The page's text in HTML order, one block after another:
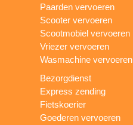
Paarden vervoeren
Scooter vervoeren
Scootmobiel vervoeren
Vriezer vervoeren
Wasmachine vervoeren
Bezorgdienst
Express zending
Fietskoerier
Goederen vervoeren